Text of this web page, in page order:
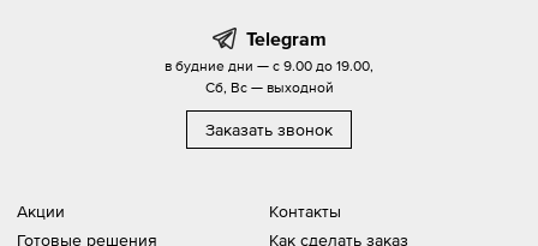
Акции
Готовые решения
Контакты
Как сделать заказ
Telegram
в будние дни — с 9.00 до 19.00,
Сб, Вс — выходной
Заказать звонок